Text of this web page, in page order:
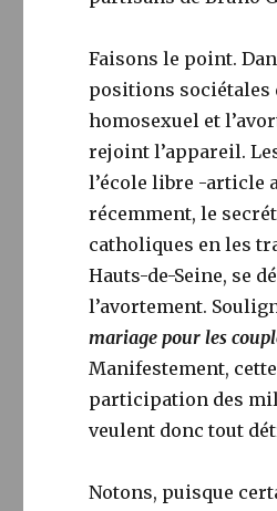
Faisons le point.
positions sociétales
homosexuel et
rejoint l’appareil.
l’école libre -article
récemment, le
catholiques en les
Hauts-de-Seine, se
l’avortement.
mariage pour les
Manifestement,
participation des
veulent donc tout
Notons, puisque